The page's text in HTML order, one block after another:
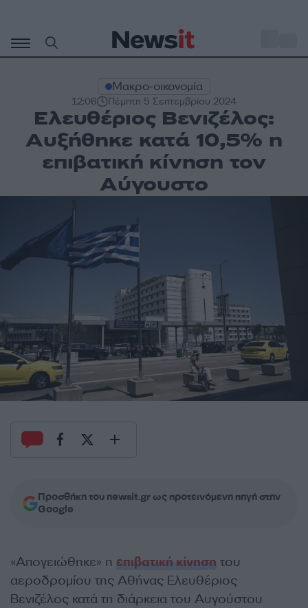
περιεχόμενο
Μακρο-οικονομία
12:06 Πέμπτη 5 Σεπτεμβρίου 2024
Ελευθέριος Βενιζέλος:
Αυξήθηκε κατά 10,5% η
επιβατική κίνηση τον
Αύγουστο
Προσθήκη του newsit.gr ως προτεινόμενη πηγή στην
Google
«Απογειώθηκε» η επιβατική κίνηση του
αεροδρομίου της Αθήνας Ελευθέριος
Βενιζέλος κατά τη διάρκεια του Αυγούστου